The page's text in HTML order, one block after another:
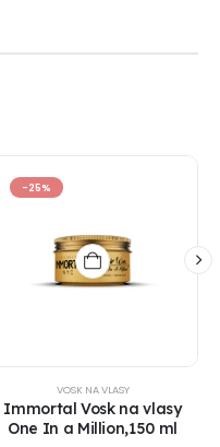
-25%
VOSK NA VLASY
Immortal Vosk na vlasy
One In a Million,150 ml